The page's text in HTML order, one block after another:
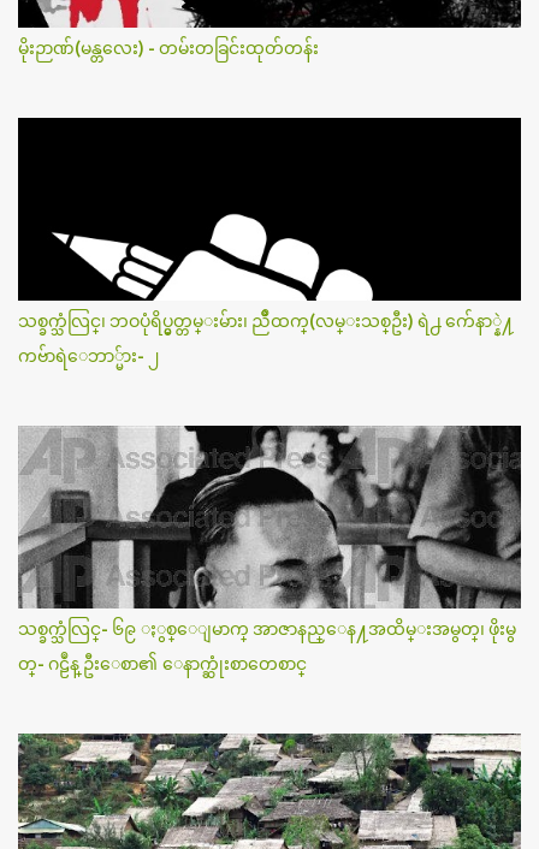
မိုးဉာဏ်(မန္တလေး) - တမ်းတခြင်းထုတ်တန်း
သစ္ခက္သံလြင္၊ ဘဝပုံရိပ္မွတ္တမ္းမ်ား၊ ညိဳထက္(လမ္းသစ္ဦး) ရဲ႕ က်ေနာ္နဲ႔
ကဗ်ာရဲေဘာ္မ်ား- ၂
သစ္ခက္သံလြင္- ၆၉ ႏွစ္ေျမာက္ အာဇာနည္ေန႔အထိမ္းအမွတ္၊ ဖိုးမွ
တ္- ဂဠဳန္ ဦးေစာ၏ ေနာက္ဆုံးစာတေစာင္